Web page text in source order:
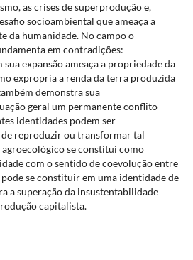
as crises de superprodução e,
socioambiental que ameaça a
da humanidade. No campo o
em contradições:
expansão ameaça a propriedade da
expropria a renda da terra produzida
demonstra sua
geral um permanente conflito
identidades podem ser
reproduzir ou transformar tal
se constitui como
com o sentido de coevolução entre
se constituir em uma identidade de
a superação da insustentabilidade
capitalista.